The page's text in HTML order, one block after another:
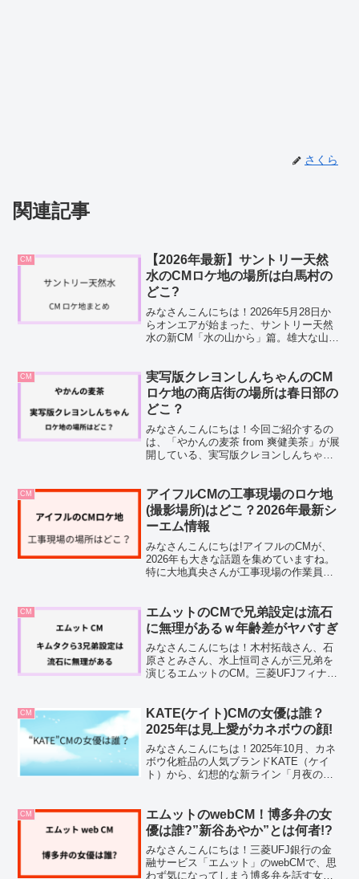
さくら
関連記事
CM
【2026年最新】サントリー天然
水のCMロケ地の場所は白馬村の
どこ?
みなさんこんにちは！2026年5月28日か
らオンエアが始まった、サントリー天然
水の新CM「水の山から」篇。雄大な山を
「この景色、いったいどこなんだろ
う？」と思った方も多...
CM
実写版クレヨンしんちゃんのCM
ロケ地の商店街の場所は春日部の
どこ？
みなさんこんにちは！今回ご紹介するの
は、「やかんの麦茶 from 爽健美茶」が展
開している、実写版クレヨンしんちゃん
ーズン2についてです。今回も主役のしん
のすけを演じ...
CM
アイフルCMの工事現場のロケ地
(撮影場所)はどこ？2026年最新シ
ーエム情報
みなさんこんにちは!アイフルのCMが、
2026年も大きな話題を集めていますね。
特に大地真央さんが工事現場の作業員姿
題の工事現場シーンのロケ地につい
て、、まとめていきます...
CM
エムットのCMで兄弟設定は流石
に無理があるｗ年齢差がヤバすぎ
みなさんこんにちは！木村拓哉さん、石
原さとみさん、水上恒司さんが三兄弟を
演じるエムットのCM。三菱UFJフィナン
ある家族」なんですが、見ていてふと気
になってしまった...
CM
KATE(ケイト)CMの女優は誰？
2025年は見上愛がカネボウの顔!
みなさんこんにちは！2025年10月、カネ
ボウ化粧品の人気ブランドKATE（ケイ
ト）から、幻想的な新ライン「月夜の海
ある映像とともに登場する女性が「この
女優さんは誰？」...
CM
エムットのwebCM！博多弁の女
優は誰?”新谷あやか”とは何者!?
みなさんこんにちは！三菱UFJ銀行の金
融サービス「エムット」のwebCMで、思
わず気になってしまう博多弁を話す女優